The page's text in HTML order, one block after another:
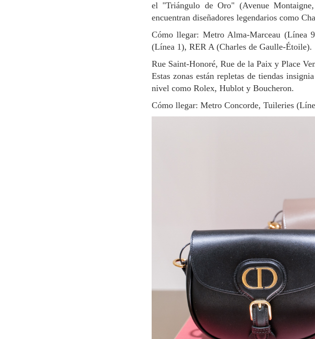
el "Triángulo de Oro" (Avenue
encuentran diseñadores legendarios como
Cómo llegar: Metro Alma-Marceau (Línea 9), Franklin D. Roosevelt (Líneas 1 y 9), George V
(Línea 1), RER A (Charles de Gaulle-Étoile).
Rue Saint-Honoré, Rue de la Paix y Place
Estas zonas están repletas de tiendas
nivel como Rolex, Hublot y Boucheron.
Cómo llegar: Metro Concorde, Tuileries